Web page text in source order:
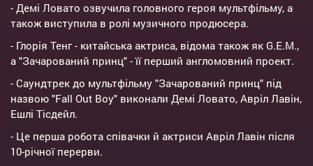
- Демі Ловато озвучила головного героя мультфільму, а
також виступила в ролі музичного продюсера.
- Глорія Тенг - китайська актриса, відома також як G.E.M.,
а "Зачарований принц" - її перший англомовний проект.
- Саундтрек до мультфільму "Зачарований принц" під
назвою "Fall Out Boy" виконали Демі Ловато, Авріл Лавін,
Ешлі Тісдейл.
- Це перша робота співачки й актриси Авріл Лавін після
10-річної перерви.